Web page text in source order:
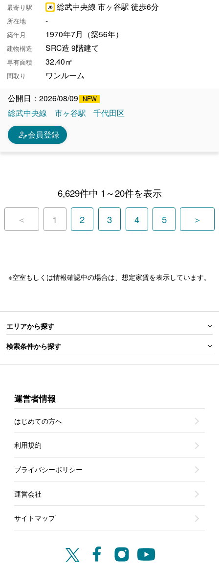
最寄り駅 総武中央線 市ヶ谷駅 徒歩6分
所在地 -
築年月 1970年7月（築56年）
建物構造 SRC造 9階建て
専有面積 32.40㎡
間取り ワンルーム
公開日：2026/08/09
総武中央線
市ヶ谷駅 千代田区
person_edit会員登録
6,629件中 1～20件を表示
＜ 1 2 3 4 5 ＞
※空室もしくは情報確認中の場合は、想定家賃を表示しています。
エリアから探す
検索条件から探す
運営者情報
はじめての方へ
利用規約
プライバシーポリシー
運営会社
サイトマップ